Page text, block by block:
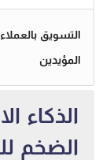
التسويق بالعملاء
المؤيدين
الذكاء
الضخم